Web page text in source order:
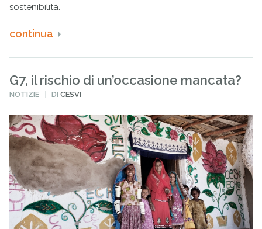
sostenibilità.
continua
G7, il rischio di un’occasione mancata?
PUBBLICATO
NOTIZIE DICESVI